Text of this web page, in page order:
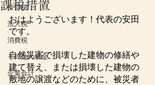
所得税
法人税
消費税
その他の税金
企業会計
課税措置
おはようございます！代表の安田
です。
自然災害で損壊した建物の修繕や
建て替え、または損壊した建物の
敷地の譲渡などのために、被災者